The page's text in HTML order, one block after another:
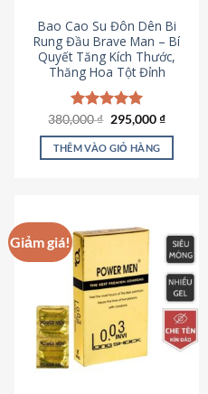
Bao Cao Su Đôn Dên Bi
Rung Đầu Brave Man – Bí
Quyết Tăng Kích Thước,
Thăng Hoa Tột Đỉnh
Được xếp
hạng5.00
5 sao
380,000₫ Giá
là:
380,000 ₫.
295,000₫Giá
tại
THÊM VÀO GIỎ HÀNG
Giảm giá!